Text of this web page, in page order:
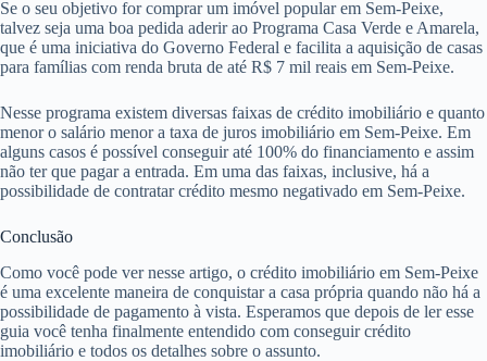
Se o seu objetivo for comprar um imóvel popular em Sem-Peixe,
talvez seja uma boa pedida aderir ao Programa Casa Verde e Amarela,
que é uma iniciativa do Governo Federal e facilita a aquisição de casas
para famílias com renda bruta de até R$ 7 mil reais em Sem-Peixe.
Nesse programa existem diversas faixas de crédito imobiliário e quanto
menor o salário menor a taxa de juros imobiliário em Sem-Peixe. Em
alguns casos é possível conseguir até 100% do financiamento e assim
não ter que pagar a entrada. Em uma das faixas, inclusive, há a
possibilidade de contratar crédito mesmo negativado em Sem-Peixe.
Conclusão
Como você pode ver nesse artigo, o crédito imobiliário em Sem-Peixe
é uma excelente maneira de conquistar a casa própria quando não há a
possibilidade de pagamento à vista. Esperamos que depois de ler esse
guia você tenha finalmente entendido com conseguir crédito
imobiliário e todos os detalhes sobre o assunto.